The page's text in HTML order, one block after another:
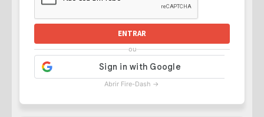
ENTRAR
ou
Abrir Fire-Dash →